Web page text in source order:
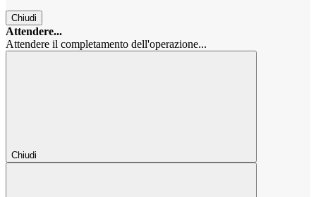
Chiudi
Attendere...
Attendere il completamento dell'operazione...
Chiudi